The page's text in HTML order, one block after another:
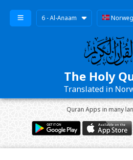
6 - Al-Anaam
The Holy
Translated in
Quran Apps in many